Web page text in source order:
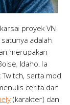
proyek VN
adalah
merupakan
Idaho. Ia
Twitch, serta mod
cerita dan
(karakter) dan